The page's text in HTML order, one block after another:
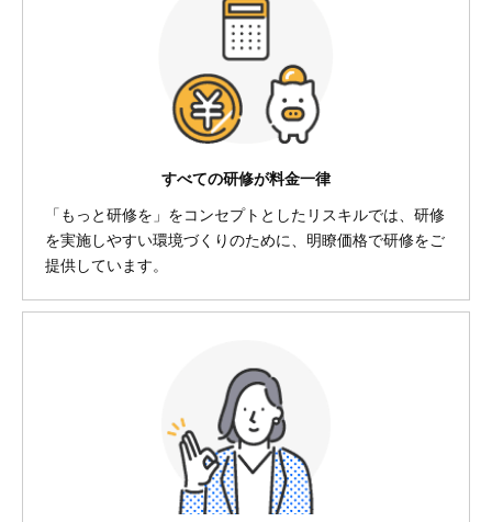
すべての研修が料金一律
「もっと研修を」をコンセプトとしたリスキルでは、研修
を実施しやすい環境づくりのために、明瞭価格で研修をご
提供しています。